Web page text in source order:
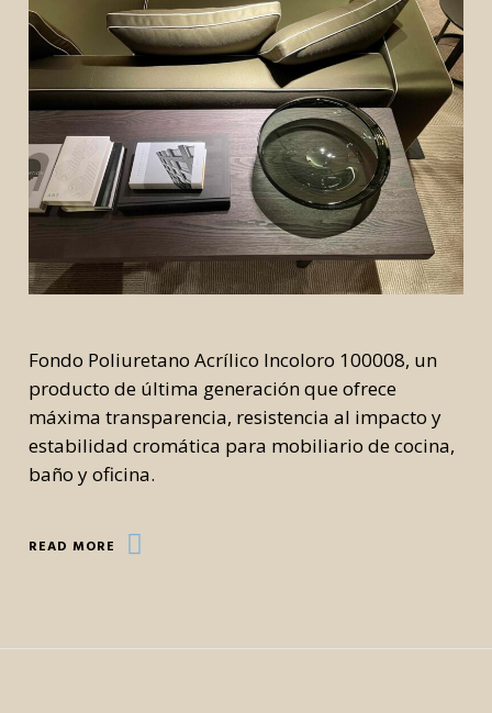
Fondo Poliuretano Acrílico Incoloro 100008, un
producto de última generación que ofrece
máxima transparencia, resistencia al impacto y
estabilidad cromática para mobiliario de cocina,
baño y oficina.
READ MORE